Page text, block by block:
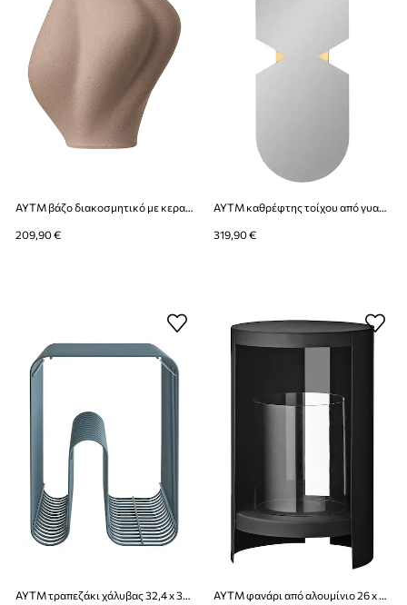
AYTM βάζο διακοσμητικό με κεραμικό 17 x 35 cm
209,90 €
AYTM καθρέφτης τοίχου από γυαλί 120 x 44,5 x 1,4 cm
319,90 €
AYTM τραπεζάκι χάλυβας 32,4 x 32,4 x 43 cm AYTM φανάρι από αλουμίνιο 26 x 43,4 cm